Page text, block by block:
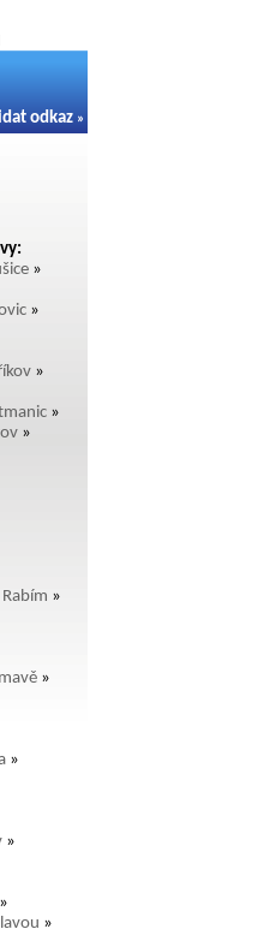
odkaz »
»
»
»
»
»
»
»
»
»
»
»